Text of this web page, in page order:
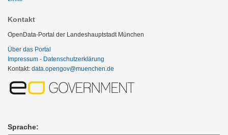
Kontakt
OpenData-Portal der Landeshauptstadt München
Über das Portal
Impressum - Datenschutzerklärung
Kontakt: data.opengov@muenchen.de
Sprache